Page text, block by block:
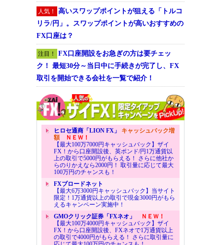
人気！
高いスワップポイントが狙える「トルコ
リラ/円」。スワップポイントが高いおすすめの
FX口座は？
注目！
FX口座開設をお急ぎの方は要チェッ
ク！ 最短30分～当日中に手続きが完了し、FX
取引を開始できる会社を一覧で紹介！
ヒロセ通商「LION FX」 キャッシュバック増
額ＮＥＷ！
【最大100万7000円キャッシュバック】ザイ
FX！から口座開設後、英ポンド/円1万通貨以
上の取引で5000円がもらえる！ さらに他社か
らのりかえなら2000円！ 取引量に応じて最大
100万円のチャンスも！
FXブロードネット
【最大6万3000円キャッシュバック】当サイト
限定！1万通貨以上の取引で現金3000円がもら
えるキャンペーン実施中！
GMOクリック証券「FXネオ」
ＮＥＷ！
【最大100万4000円キャッシュバック】ザイ
FX！から口座開設後、FXネオで1万通貨以上
の取引で4000円がもらえる！ さらに取引量に